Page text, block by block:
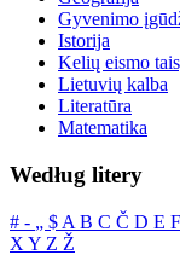
Gyvenimo
Istorija
Kelių eismo
Lietuvių kalba
Literatūra
Matematika
Według litery
# ‐ „ $ A B C Č D E F
X Y Z Ž